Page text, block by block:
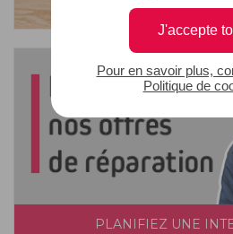
J'accepte
Pour en savoir plus,
Politique de
PLANIFIEZ UNE